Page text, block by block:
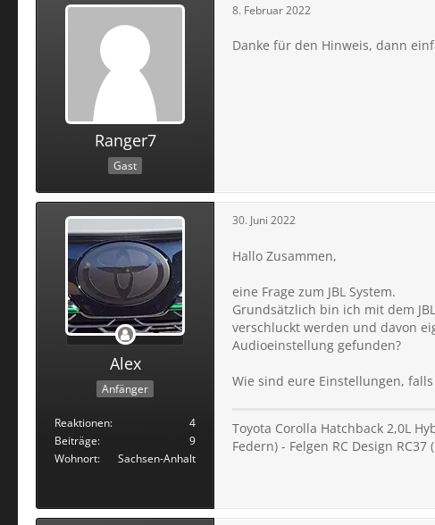
Ranger7
Gast
8. Februar 2022
Danke für den Hinweis, dann
Alex
Anfänger
Reaktionen
4
Beiträge
9
Wohnort
Sachsen-Anhalt
30. Juni 2022
Hallo Zusammen,
eine Frage zum JBL System.
Grundsätzlich bin ich mit dem
verschluckt werden und davon
Audioeinstellung gefunden?
Wie sind eure Einstellungen,
Toyota Corolla Hatchback 2,0L
Federn) - Felgen RC Design RC37